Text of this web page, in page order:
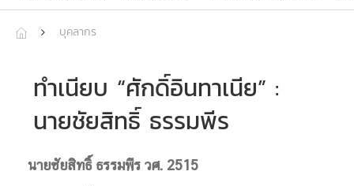
  บุคลากร
ทำเนียบ “ศักดิ์อินทาเนีย” :
นายชัยสิทธิ์ ธรรมพีร
นายชัยสิทธิ์ ธรรมพีร วศ. 2515